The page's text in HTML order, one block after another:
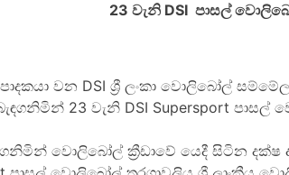
23 වැනි DSI පාසල්
වන DSI ශ්‍රී ලංකා වොලිබෝල්
23 වැනි DSI Supersport පාසල්
වොලිබෝල් ක්‍රීඩාවේ යෙදී සිටින